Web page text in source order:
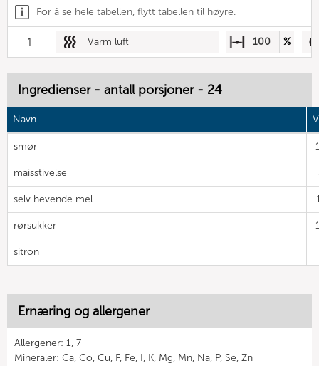
For å se hele tabellen, flytt tabellen til høyre.
1 Varm luft 100 %
Ingredienser - antall porsjoner - 24
Navn
smør
maisstivelse
selv hevende mel
rørsukker
sitron
Ernæring og allergener
Allergener: 1, 7
Mineraler: Ca, Co, Cu, F, Fe, I, K, Mg, Mn, Na, P, Se, Zn